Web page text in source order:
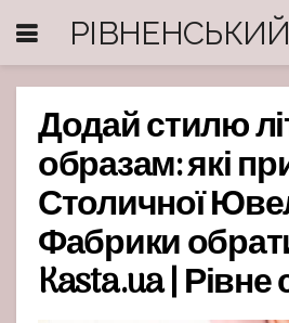
Додай стилю
образам: які
Столичної
Фабрики
Kasta.ua | Рівне